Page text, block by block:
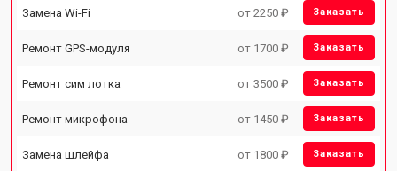
Замена Wi-Fi от 2250 ₽ Заказать
Ремонт GPS-модуля от 1700 ₽ Заказать
Ремонт сим лотка от 3500 ₽ Заказать
Ремонт микрофона от 1450 ₽ Заказать
Замена шлейфа от 1800 ₽ Заказать